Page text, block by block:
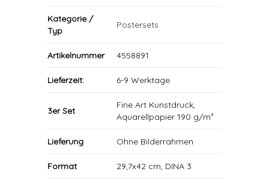
Kategorie /
Typ
Postersets
Artikelnummer 4558891
Lieferzeit: 6-9 Werktage
3er Set
Fine Art Kunstdruck,
Aquarellpapier 190 g/m²
Lieferung Ohne Bilderrahmen
Format 29,7x42 cm, DINA 3